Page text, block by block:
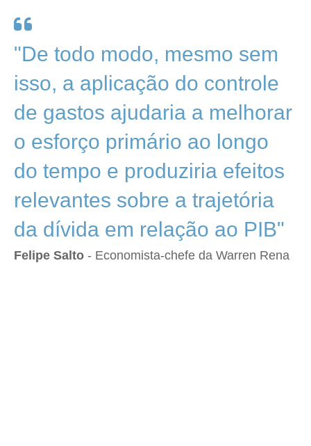
"De todo modo, mesmo sem
isso, a aplicação do controle
de gastos ajudaria a melhorar
o esforço primário ao longo
do tempo e produziria efeitos
relevantes sobre a trajetória
da dívida em relação ao PIB"
Felipe Salto - Economista-chefe da Warren Rena